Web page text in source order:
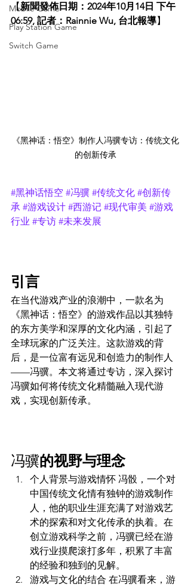
Mobile Game
Play Station Game
Switch Game
【新聞發佈日期：2024年10月14日 下午
06:59, 記者：Rainnie Wu, 台北報導】
《黑神话：悟空》制作人冯骥专访：传统文化
的创新传承
#黑神话悟空 #冯骥 #传统文化 #创新传
承 #游戏设计 #西游记 #现代审美 #游戏
行业 #专访 #未来发展
引言
在当代游戏产业的浪潮中，一款名为
《黑神话：悟空》的游戏作品以其独特
的东方美学和深厚的文化内涵，引起了
全球玩家的广泛关注。这款游戏的背
后，是一位富有远见和创造力的制作人
——冯骥。本文将通过专访，深入探讨
冯骥如何将传统文化精髓融入现代游
戏，实现创新传承。
冯骥的视野与理念
个人背景与游戏情怀 冯骰，一个对
中国传统文化情有独钟的游戏制作
人，他的职业生涯充满了对游戏艺
术的探索和对文化传承的执着。在
创立游戏科学之前，冯骥已经在游
戏行业摸爬滚打多年，积累了丰富
的经验和独到的见解。
游戏与文化的结合 在冯骥看来，游